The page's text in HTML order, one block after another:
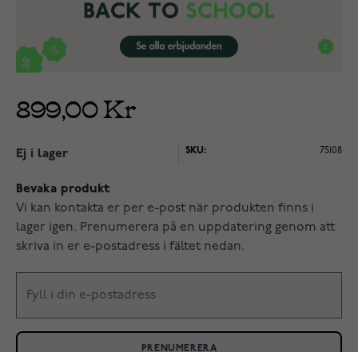
899,00 Kr
Ej i lager SKU: 75108
Bevaka produkt
Vi kan kontakta er per e-post när produkten finns i
lager igen. Prenumerera på en uppdatering genom att
skriva in er e-postadress i fältet nedan.
PRENUMERERA